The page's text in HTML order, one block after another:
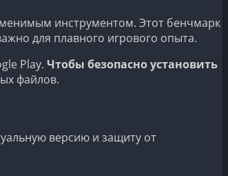
инструментом. Этот бенчмарк
для плавного игрового опыта.
Play. Чтобы безопасно установить
файлов.
версию и защиту от